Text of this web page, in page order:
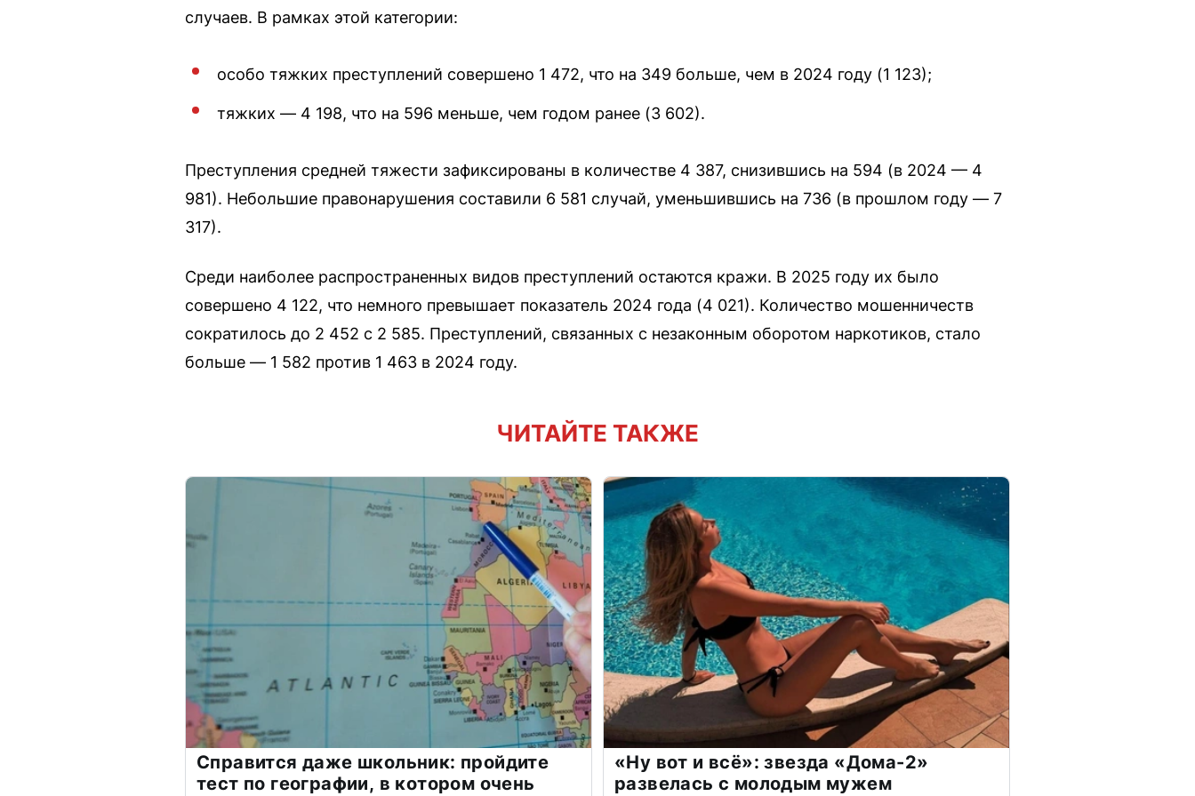
случаев. В рамках этой категории:
особо тяжких преступлений совершено 1 472, что на 349 больше, чем в 2024 году (1 123);
тяжких — 4 198, что на 596 меньше, чем годом ранее (3 602).
Преступления средней тяжести зафиксированы в количестве 4 387, снизившись на 594 (в 2024 — 4
981). Небольшие правонарушения составили 6 581 случай, уменьшившись на 736 (в прошлом году — 7
317).
Среди наиболее распространенных видов преступлений остаются кражи. В 2025 году их было
совершено 4 122, что немного превышает показатель 2024 года (4 021). Количество мошенничеств
сократилось до 2 452 с 2 585. Преступлений, связанных с незаконным оборотом наркотиков, стало
больше — 1 582 против 1 463 в 2024 году.
ЧИТАЙТЕ ТАКЖЕ
Справится даже школьник: пройдите
тест по географии, в котором очень
«Ну вот и всё»: звезда «Дома-2»
развелась с молодым мужем